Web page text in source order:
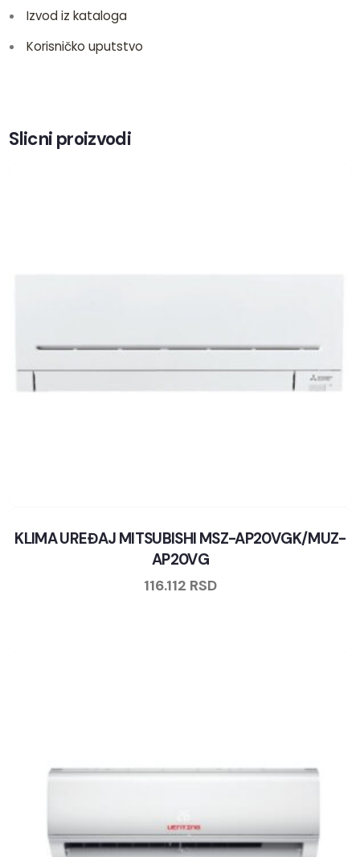
Izvod iz kataloga
Korisničko uputstvo
Slicni proizvodi
KLIMA UREĐAJ MITSUBISHI MSZ-AP20VGK/MUZ-
AP20VG
116.112 RSD